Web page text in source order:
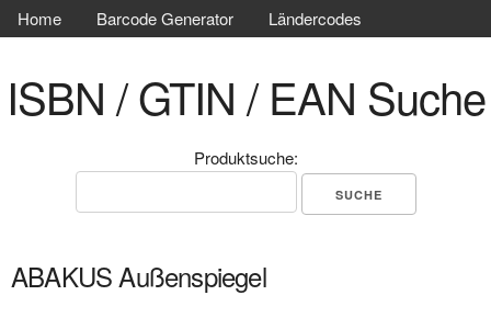
Home Barcode Generator Ländercodes
ISBN / GTIN / EAN Suche
Produktsuche:
ABAKUS Außenspiegel